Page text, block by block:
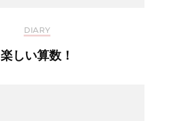
DIARY
楽しい算数！